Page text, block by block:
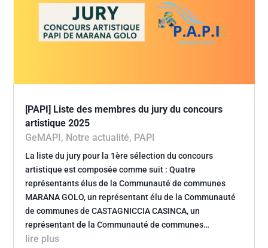
[PAPI] Liste des membres du jury du concours
artistique 2025
GeMAPI, Notre actualité, PAPI
La liste du jury pour la 1ère sélection du concours
artistique est composée comme suit : Quatre
représentants élus de la Communauté de communes
MARANA GOLO, un représentant élu de la Communauté
de communes de CASTAGNICCIA CASINCA, un
représentant de la Communauté de communes…
lire plus